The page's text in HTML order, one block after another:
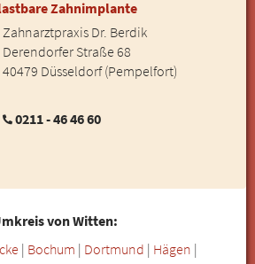
Zahnimplante
Zahnarztpraxis Dr. Berdik
Derendorfer Straße 68
40479 Düsseldorf (Pempelfort)
0211 - 46 46 60
von Witten:
| Bochum | Dortmund | Hägen |